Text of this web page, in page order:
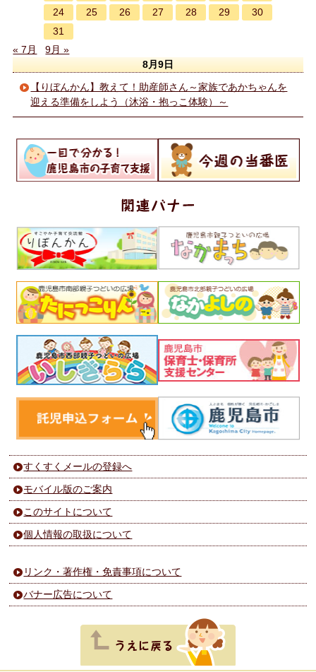
24
25 26 27 28 29
30
31
« 7月
9月 »
8月9日
【りぼんかん】教えて！助産師さん～家族であかちゃんを
迎える準備をしよう（沐浴・抱っこ体験）～
すくすくメールの登録へ
モバイル版のご案内
このサイトについて
個人情報の取扱について
リンク・著作権・免責事項について
バナー広告について